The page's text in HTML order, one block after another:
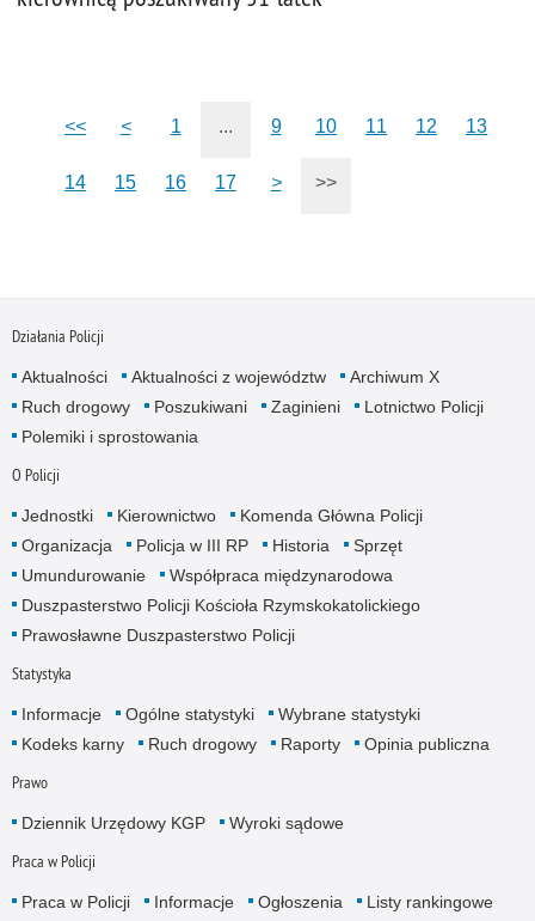
<< < 1 ... 9 10 11 12 13
14 15 16 17 > >>
Działania Policji
Aktualności Aktualności z województw
Archiwum X
Ruch drogowy
Poszukiwani Zaginieni
Lotnictwo Policji
Polemiki i sprostowania
O Policji
Jednostki Kierownictwo
Komenda Główna Policji
Organizacja
Policja w III RP Historia
Sprzęt
Umundurowanie
Współpraca międzynarodowa
Duszpasterstwo Policji Kościoła Rzymskokatolickiego
Prawosławne Duszpasterstwo Policji
Statystyka
Informacje Ogólne statystyki
Wybrane statystyki
Kodeks karny
Ruch drogowy Raporty Opinia publiczna
Prawo
Dziennik Urzędowy KGP Wyroki sądowe
Praca w Policji
Praca w Policji Informacje Ogłoszenia
Listy rankingowe